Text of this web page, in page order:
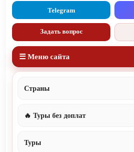
Telegram
Задать вопрос
☰ Меню сайта
Страны
🔥 Туры без доплат
Туры